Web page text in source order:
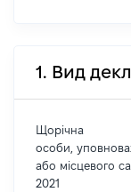
1. Вид
Щорічна
особи,
або місцевого
2021